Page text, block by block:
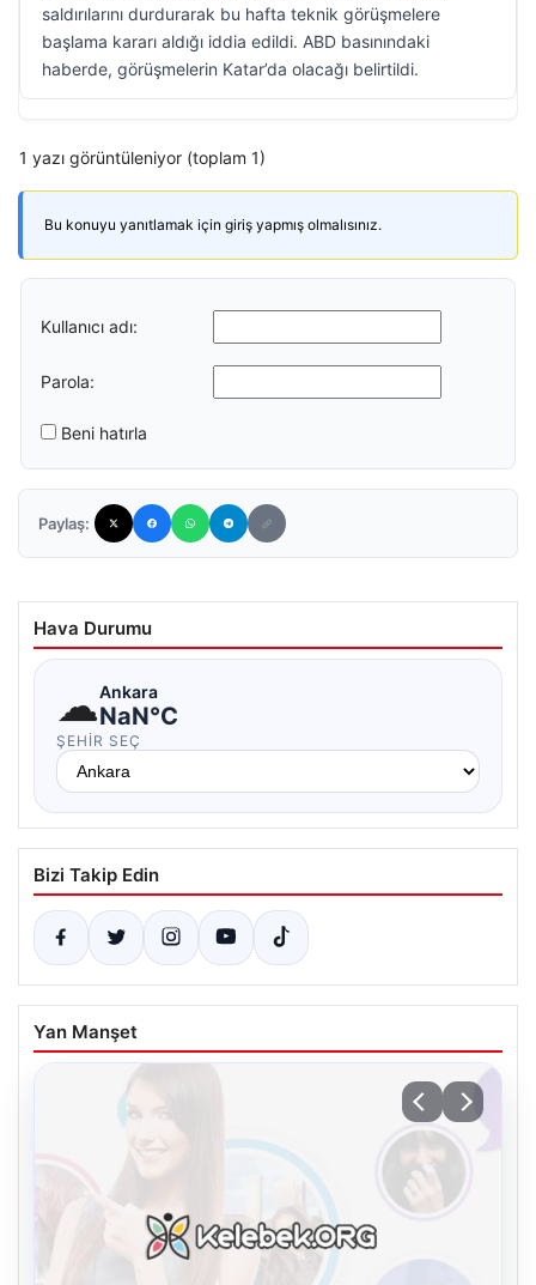
saldırılarını durdurarak bu hafta teknik görüşmelere
başlama kararı aldığı iddia edildi. ABD basınındaki
haberde, görüşmelerin Katar’da olacağı belirtildi.
1 yazı görüntüleniyor (toplam 1)
Bu konuyu yanıtlamak için giriş yapmış olmalısınız.
Kullanıcı adı:
Parola:
Beni hatırla
Paylaş:
Hava Durumu
☁Ankara
NaN°C
ŞEHIR SEÇ
Bizi Takip Edin
Yan Manşet